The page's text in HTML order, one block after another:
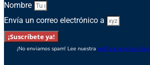
Nombre
Envía un correo electrónico a
¡Suscríbete ya!
¡No enviamos spam! Lee nuestra política de privacidad